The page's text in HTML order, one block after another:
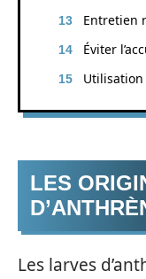
Entretien
Éviter
LES
Les larves